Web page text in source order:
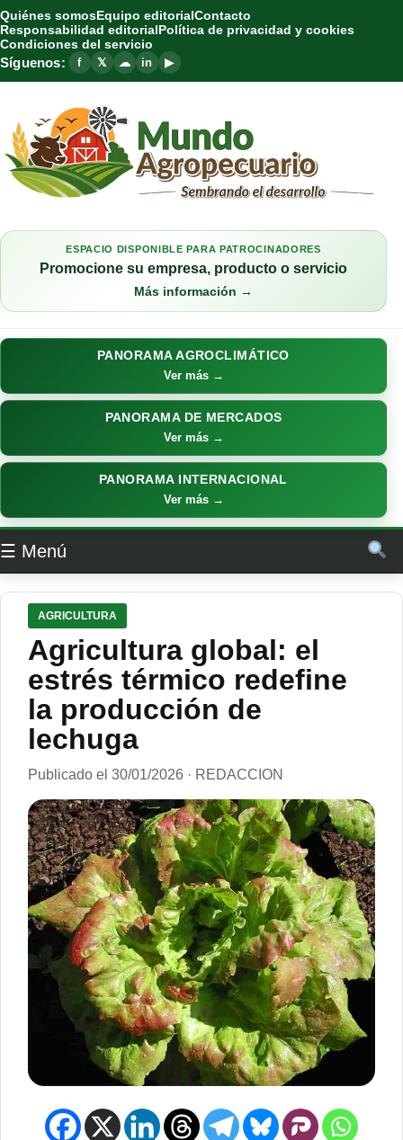
Quiénes somosEquipo editorialContacto
Responsabilidad editorialPolítica de privacidad y cookies
Condiciones del servicio
Síguenos: f 𝕏 ☁ in ▶
ESPACIO DISPONIBLE PARA PATROCINADORES
Promocione su empresa, producto o servicio
Más información →
PANORAMA AGROCLIMÁTICO
Ver más →
PANORAMA DE MERCADOS
Ver más →
PANORAMA INTERNACIONAL
Ver más →
☰ Menú
AGRICULTURA
Agricultura global: el
estrés térmico redefine
la producción de
lechuga
Publicado el 30/01/2026 · REDACCION